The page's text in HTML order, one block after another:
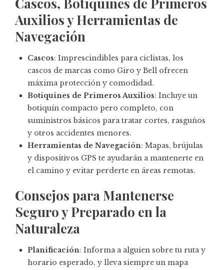
Auxilios y Herramientas de
Navegación
Cascos: Imprescindibles para ciclistas, los
cascos de marcas como Giro y Bell ofrecen
máxima protección y comodidad.
Botiquines de Primeros Auxilios: Incluye un
botiquín compacto pero completo, con
suministros básicos para tratar cortes, rasguños
y otros accidentes menores.
Herramientas de Navegación: Mapas, brújulas
y dispositivos GPS te ayudarán a mantenerte en
el camino y evitar perderte en áreas remotas.
Consejos para Mantenerse
Seguro y Preparado en la
Naturaleza
Planificación: Informa a alguien sobre tu ruta y
horario esperado, y lleva siempre un mapa